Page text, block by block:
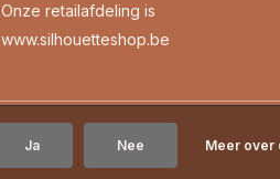
Onze retailafdeling is
www.silhouetteshop.be
Ja Nee Meer over